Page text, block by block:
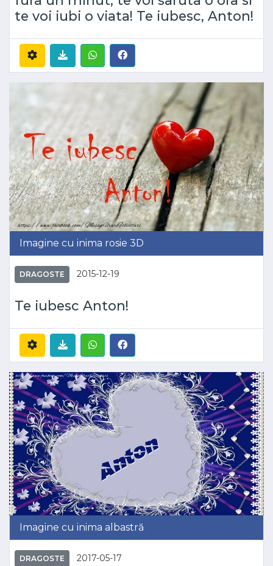
te voi iubi o viata! Te iubesc, Anton!
Imagine cu inima rosie 3D
DRAGOSTE 2015-12-19
Te iubesc Anton!
Imagine cu inima albastră
DRAGOSTE 2017-05-17